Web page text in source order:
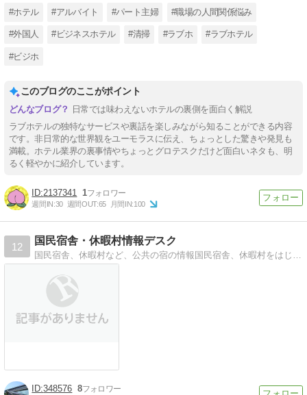
#ホテル #アルバイト #パート主婦 #職場の人間関係悩み
#外国人 #ビジネスホテル #清掃 #ラブホ #ラブホテル
#ビジホ
このブログのここがポイント
日常では味わえないホテルの裏側を面白く解説
ラブホテルの独特なサービスや裏話を楽しみながら知ることができる内容
です。非日常的な世界観をユーモラスに伝え、ちょっとした驚きや発見も
満載。ホテル業界の裏事情やちょっとグロテスクだけど面白いネタも、明
るく軽やかに紹介しています。
2137341 1
週間IN:30 週間OUT:65 月間IN:100
12
国民宿舎・休暇村情報デスク
348576 8